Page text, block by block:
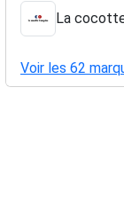
La
Voir les 62